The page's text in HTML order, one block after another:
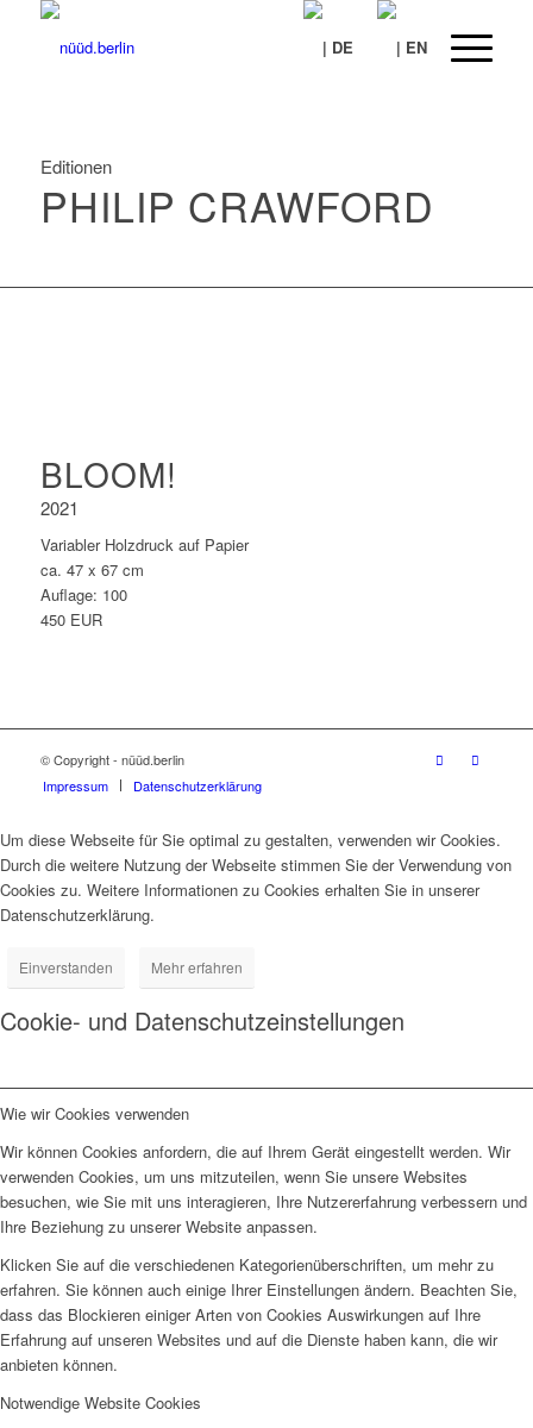
Editionen
PHILIP CRAWFORD
BLOOM!
2021
Variabler Holzdruck auf Papier
ca. 47 x 67 cm
Auflage: 100
450 EUR
© Copyright - nüüd.berlin
Impressum
Datenschutzerklärung
Um diese Webseite für Sie optimal zu gestalten, verwenden wir Cookies.
Durch die weitere Nutzung der Webseite stimmen Sie der Verwendung von
Cookies zu. Weitere Informationen zu Cookies erhalten Sie in unserer
Datenschutzerklärung.
Einverstanden Mehr erfahren
Cookie- und Datenschutzeinstellungen
Wie wir Cookies verwenden
Wir können Cookies anfordern, die auf Ihrem Gerät eingestellt werden. Wir
verwenden Cookies, um uns mitzuteilen, wenn Sie unsere Websites
besuchen, wie Sie mit uns interagieren, Ihre Nutzererfahrung verbessern und
Ihre Beziehung zu unserer Website anpassen.
Klicken Sie auf die verschiedenen Kategorienüberschriften, um mehr zu
erfahren. Sie können auch einige Ihrer Einstellungen ändern. Beachten Sie,
dass das Blockieren einiger Arten von Cookies Auswirkungen auf Ihre
Erfahrung auf unseren Websites und auf die Dienste haben kann, die wir
anbieten können.
Notwendige Website Cookies